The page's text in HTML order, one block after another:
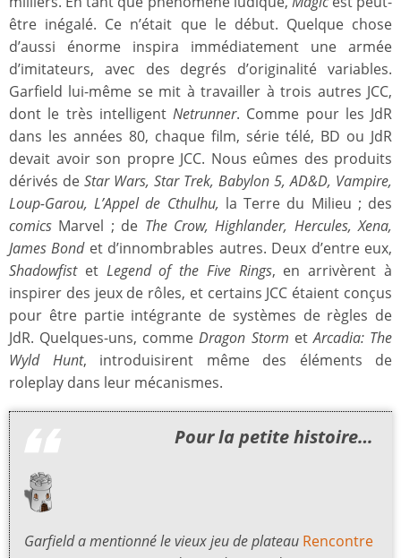
être inégalé. Ce n’était que le début. Quelque chose
d’aussi énorme inspira immédiatement une armée
d’imitateurs, avec des degrés d’originalité variables.
Garfield lui-même se mit à travailler à trois autres JCC,
dont le très intelligent Netrunner. Comme pour les JdR
dans les années 80, chaque film, série télé, BD ou JdR
devait avoir son propre JCC. Nous eûmes des produits
dérivés de Star Wars, Star Trek, Babylon 5, AD&D, Vampire,
Loup-Garou, L’Appel de Cthulhu, la Terre du Milieu ; des
comics Marvel ; de The Crow, Highlander, Hercules, Xena,
James Bondet d’innombrables autres. Deux d’entre eux,
Shadowfistet Legend of the Five Rings, en arrivèrent à
inspirer des jeux de rôles, et certains JCC étaient conçus
pour être partie intégrante de systèmes de règles de
JdR. Quelques-uns, commeDragon Storm etArcadia: The
Wyld Hunt, introduisirent même des éléments de
roleplay dans leur mécanismes.
Pour la petite histoire…
Garfield a mentionné le vieux jeu de plateau Rencontre